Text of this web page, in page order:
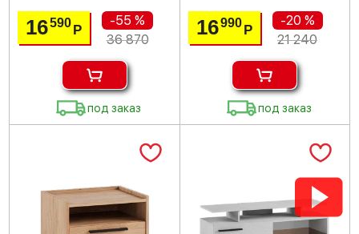
16590Р
-55 %
36 870
под заказ
16990 Р
-20 %
21 240
под заказ